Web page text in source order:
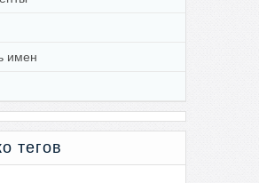
имен
тегов